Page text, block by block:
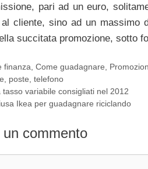
pari ad un euro,
cliente, sino ad un massimo
succitata promozione, sotto
finanza ,Come guadagnare
poste ,telefono
tasso variabile consigliati nel 2012
Ikea per guadagnare riciclando
un commento